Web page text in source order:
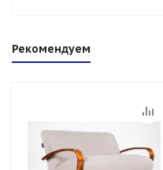
Рекомендуем